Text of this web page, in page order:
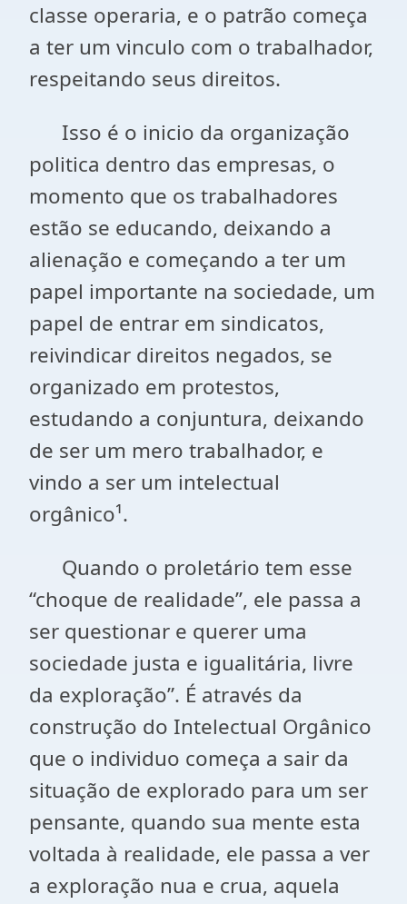
classe operaria, e o patrão começa
a ter um vinculo com o trabalhador,
respeitando seus direitos.
Isso é o inicio da organização
politica dentro das empresas, o
momento que os trabalhadores
estão se educando, deixando a
alienação e começando a ter um
papel importante na sociedade, um
papel de entrar em sindicatos,
reivindicar direitos negados, se
organizado em protestos,
estudando a conjuntura, deixando
de ser um mero trabalhador, e
vindo a ser um intelectual
orgânico¹.
Quando o proletário tem esse
“choque de realidade’’, ele passa a
ser questionar e querer uma
sociedade justa e igualitária, livre
da exploração”. É através da
construção do Intelectual Orgânico
que o individuo começa a sair da
situação de explorado para um ser
pensante, quando sua mente esta
voltada à realidade, ele passa a ver
a exploração nua e crua, aquela